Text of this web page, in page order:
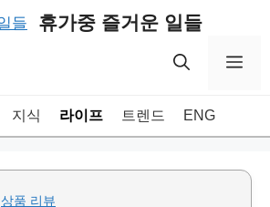
휴가중 즐거운 일들
지식 라이프 트렌드 ENG
상품 리뷰